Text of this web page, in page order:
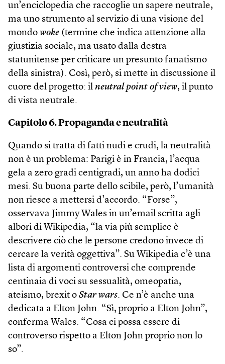
un’enciclopedia che raccoglie un sapere neutrale,
ma uno strumento al servizio di una visione del
mondo woke (termine che indica attenzione alla
giustizia sociale, ma usato dalla destra
statunitense per criticare un presunto fanatismo
della sinistra). Così, però, si mette in discussione il
cuore del progetto: il neutral point of view, il punto
di vista neutrale.
Capitolo 6. Propaganda e neutralità
Quando si tratta di fatti nudi e crudi, la neutralità
non è un problema: Parigi è in Francia, l’acqua
gela a zero gradi centigradi, un anno ha dodici
mesi. Su buona parte dello scibile, però, l’umanità
non riesce a mettersi d’accordo. “Forse”,
osservava Jimmy Wales in un’email scritta agli
albori di Wikipedia, “la via più semplice è
descrivere ciò che le persone credono invece di
cercare la verità oggettiva”. Su Wikipedia c’è una
lista di argomenti controversi che comprende
centinaia di voci su sessualità, omeopatia,
ateismo, brexit o Star wars. Ce n’è anche una
dedicata a Elton John. “Sì, proprio a Elton John”,
conferma Wales. “Cosa ci possa essere di
controverso rispetto a Elton John proprio non lo
so”.